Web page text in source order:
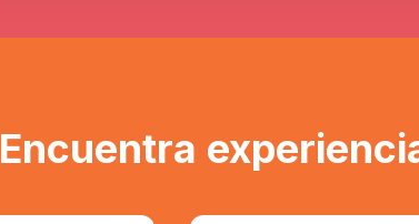
Encuentra